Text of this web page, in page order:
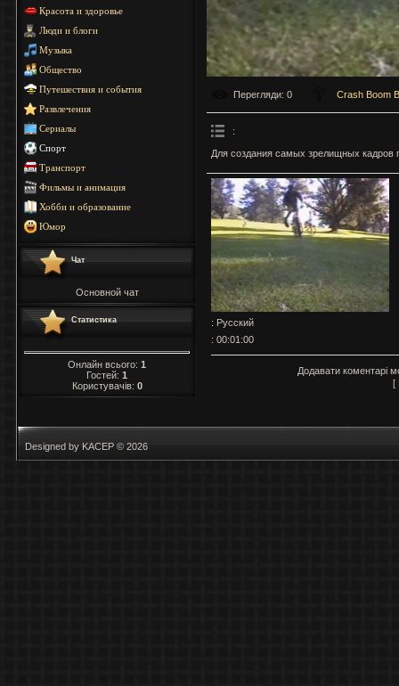
Красота и здоровье
Люди и блоги
Музыка
Общество
Путешествия и события
Развлечения
Сериалы
Спорт
Транспорт
Фильмы и анимация
Хобби и образование
Юмор
Чат
Основной чат
Статистика
Онлайн всього: 1
Гостей: 1
Користувачів: 0
Перегляди: 0 Crash Boom
:
Для создания самых зрелищных кадров
: Русский
: 00:01:00
Додавати коментарі
[
Designed by KACEP © 2026